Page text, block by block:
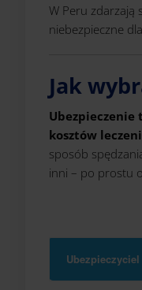
W Peru zdarzają
niebezpieczne
Jak
Ubezpieczenie
kosztów
sposób
inni – po prostu
Ubezpieczyciel